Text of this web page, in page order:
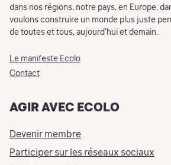
dans nos régions, notre pays, en Europe,
voulons construire un monde plus juste
de toutes et tous, aujourd’hui et demain.
Le manifeste Ecolo
Contact
AGIR AVEC ECOLO
Devenir membre
Participer sur les réseaux sociaux